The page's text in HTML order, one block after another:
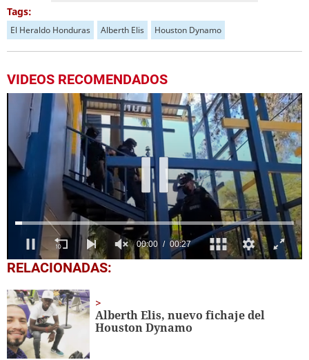
Tags:
El Heraldo Honduras Alberth Elis Houston Dynamo
VIDEOS RECOMENDADOS
0
seconds
27
seconds
RELACIONADAS:
Alberth Elis, nuevo fichaje del
Houston Dynamo